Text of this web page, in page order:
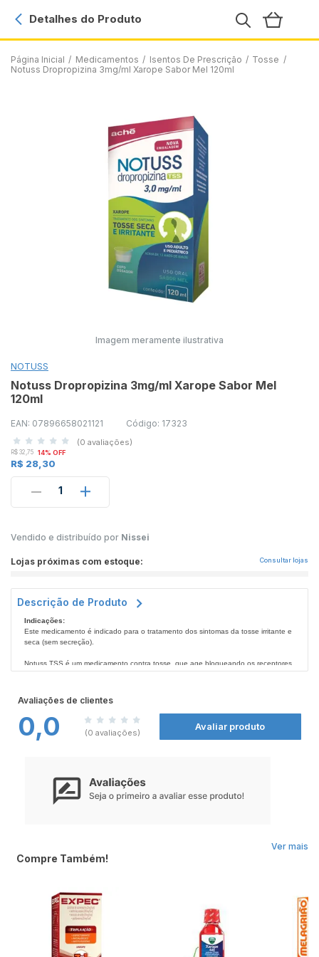
Página Inicial / Medicamentos / Isentos De Prescrição / Tosse /
Notuss Dropropizina 3mg/ml Xarope Sabor Mel 120ml
Detalhes do Produto
Imagem meramente ilustrativa
NOTUSS
Notuss Dropropizina 3mg/ml Xarope Sabor Mel
120ml
EAN: 07896658021121 Código: 17323
(0 avaliações)
R$ 32,75 14% OFF
R$ 28,30
1
Vendido e distribuído por Nissei
Lojas próximas com estoque: Consultar lojas
Descrição de Produto
Indicações:
Este medicamento é indicado para o tratamento dos sintomas da tosse irritante e
seca (sem secreção).
Notuss TSS é um medicamento contra tosse, que age bloqueando os receptores
da tosse. Apresenta uma discreta ação antialérgica, podendo ser usado no
A dropropizina é rapidamente absorvida pelo trato gastrintestinal, com início de
ação entre 15 e 30 minutos após a sua administração por via oral (por boca
Contraindicações:
dropropizina, ou a qualquer componente da formulação, insuficiência respiratória
grave, hipotensão (queda da pressão arterial), em pacientes asmáticos e em
casos de tosse produtiva (com secreção).
ESTE PRODUTO É UM MEDICAMENTO. SEU USO PODE TRAZER RISCOS.
PROCURE O MÉDICO E O FARMACÊUTICO. LEIA A BULA.
Avaliações de clientes
0,0 (0 avaliações)
Avaliar produto
Ver mais
Compre Também!